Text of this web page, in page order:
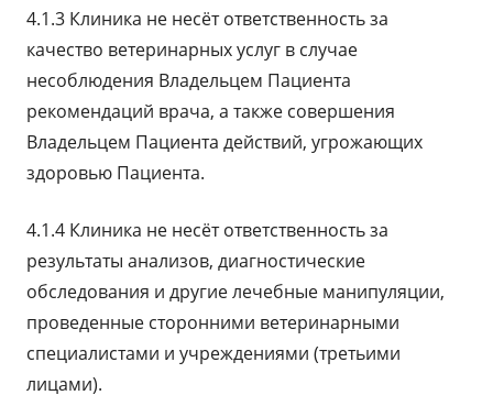
4.1.3 Клиника не несёт ответственность за
качество ветеринарных услуг в случае
несоблюдения Владельцем Пациента
рекомендаций врача, а также совершения
Владельцем Пациента действий, угрожающих
здоровью Пациента.
4.1.4 Клиника не несёт ответственность за
результаты анализов, диагностические
обследования и другие лечебные манипуляции,
проведенные сторонними ветеринарными
специалистами и учреждениями (третьими
лицами).